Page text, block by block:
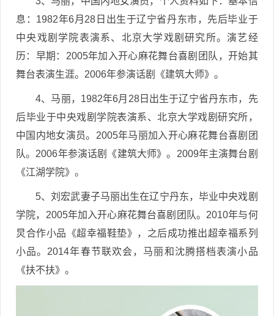
息：1982年6月28日出生于辽宁省丹东市，先后毕业于
中央戏剧学院表演系、北京大学戏剧研究所。演艺经
历：早期：2005年加入开心麻花舞台喜剧团队，开始其
舞台表演生涯。2006年参演话剧《建筑大师》。
4、马丽，1982年6月28日出生于辽宁省丹东市，先
后毕业于中央戏剧学院表演系、北京大学戏剧研究所，
中国内地女演员。2005年马丽加入开心麻花舞台喜剧团
队。2006年参演话剧《建筑大师》。2009年主演舞台剧
《江湖学院》。
5、刘宏武妻子马丽出生在辽宁丹东，毕业中央戏剧
学院，2005年加入开心麻花舞台喜剧团队。2010年与何
炅合作小品《超幸福鞋垫》，之后成功推出超幸福系列
小品。2014年春节联欢会，马丽和沈腾搭档表演小品
《扶不扶》。